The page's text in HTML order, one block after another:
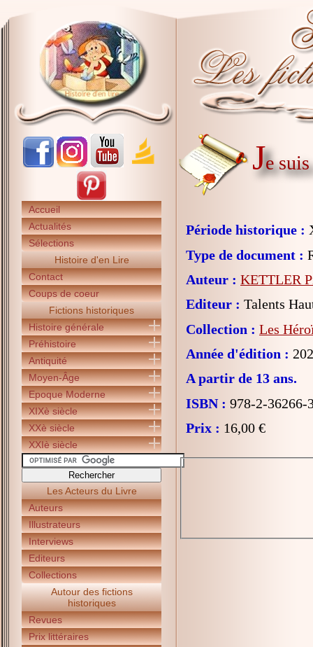
Accueil
Actualités
Sélections
Histoire d'en Lire
Contact
Coups de coeur
Fictions historiques
Histoire générale
Préhistoire
Antiquité
Moyen-Âge
Epoque Moderne
XIXè siècle
XXè siècle
XXIè siècle
Les Acteurs du Livre
Auteurs
Illustrateurs
Interviews
Editeurs
Collections
Autour des fictions
historiques
Revues
Prix littéraires
Je
Période historique :
Type de document :
Auteur : KETTLER
Editeur : Talents
Collection : Les
Année d'édition :
A partir de 13 ans.
ISBN : 978-2-36266-
Prix : 16,00 €